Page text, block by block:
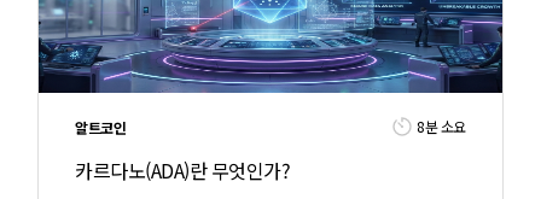
알트코인 8분 소요
카르다노(ADA)란 무엇인가?